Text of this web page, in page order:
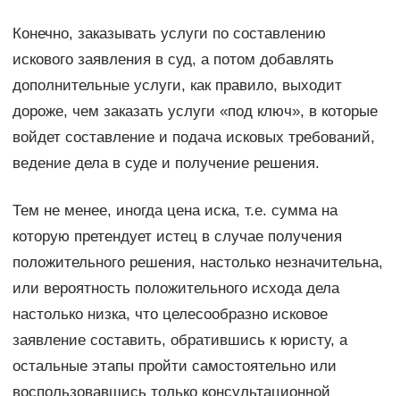
Конечно, заказывать услуги по составлению
искового заявления в суд, а потом добавлять
дополнительные услуги, как правило, выходит
дороже, чем заказать услуги «под ключ», в которые
войдет составление и подача исковых требований,
ведение дела в суде и получение решения.
Тем не менее, иногда цена иска, т.е. сумма на
которую претендует истец в случае получения
положительного решения, настолько незначительна,
или вероятность положительного исхода дела
настолько низка, что целесообразно исковое
заявление составить, обратившись к юристу, а
остальные этапы пройти самостоятельно или
воспользовавшись только консультационной